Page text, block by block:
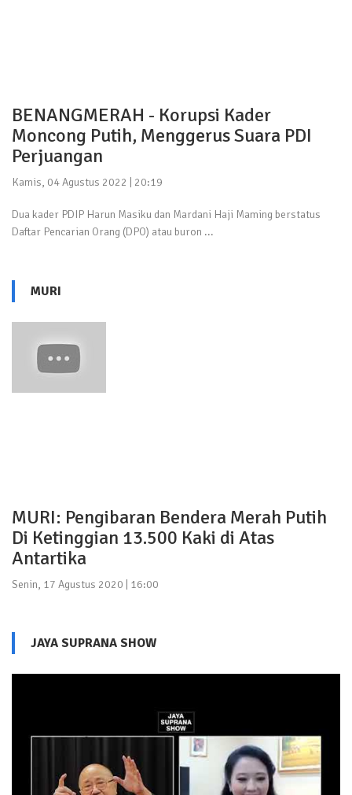
BENANGMERAH - Korupsi Kader
Moncong Putih, Menggerus Suara PDI
Perjuangan
Kamis, 04 Agustus 2022 | 20:19
Dua kader PDIP Harun Masiku dan Mardani Haji Maming berstatus
Daftar Pencarian Orang (DPO) atau buron ...
MURI
MURI: Pengibaran Bendera Merah Putih
Di Ketinggian 13.500 Kaki di Atas
Antartika
Senin, 17 Agustus 2020 | 16:00
JAYA SUPRANA SHOW